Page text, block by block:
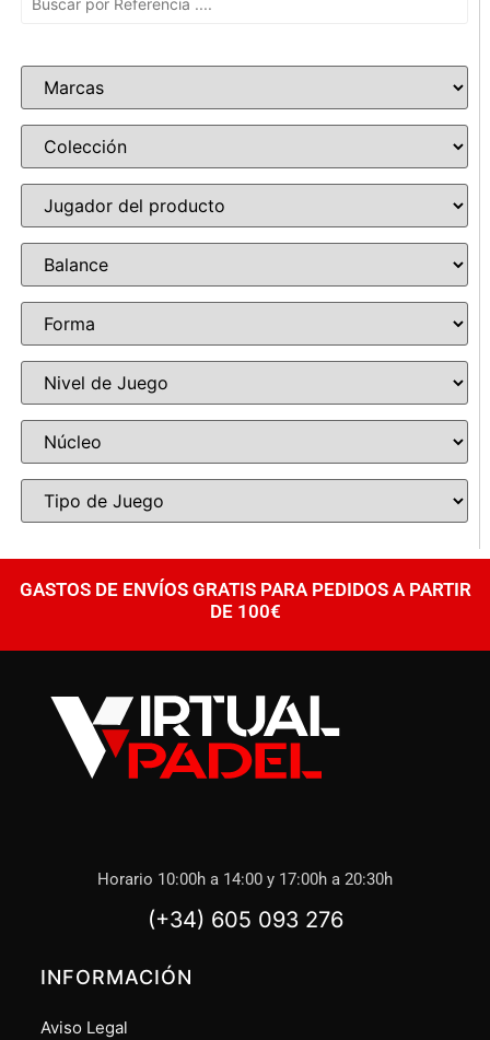
GASTOS DE ENVÍOS GRATIS PARA PEDIDOS A PARTIR
DE 100€
Horario 10:00h a 14:00 y 17:00h a 20:30h
(+34) 605 093 276
INFORMACIÓN
Aviso Legal